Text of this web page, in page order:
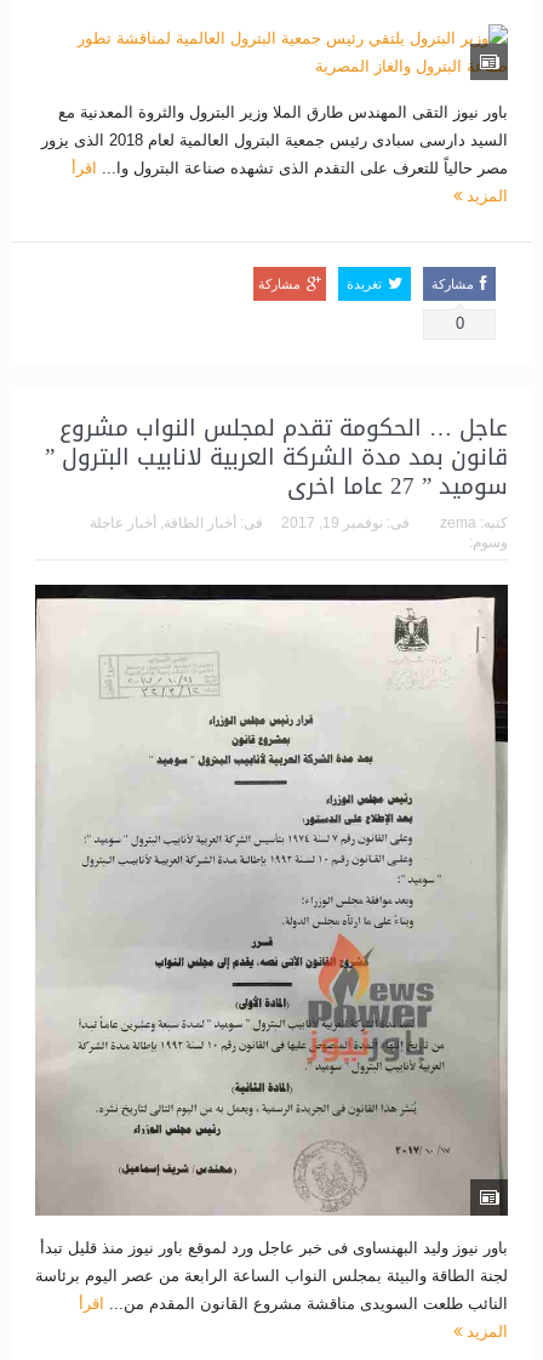
باور نيوز التقى المهندس طارق الملا وزير البترول والثروة المعدنية مع
السيد دارسى سبادى رئيس جمعية البترول العالمية لعام 2018 الذى يزور
مصر حالياً للتعرف على التقدم الذى تشهده صناعة البترول وا... اقرأ
المزيد
مشاركة
0
تغريدة مشاركة
عاجل … الحكومة تقدم لمجلس النواب مشروع
قانون بمد مدة الشركة العربية لانابيب البترول ”
سوميد ” 27 عاما اخرى
كتبه: zema فى: نوفمبر 19, 2017 فى: أخبار الطاقة
أخبار عاجلة
وسوم:
باور نيوز وليد البهنساوى فى خبر عاجل ورد لموقع باور نيوز منذ قليل تبدأ
لجنة الطاقة والبيئة بمجلس النواب الساعة الرابعة من عصر اليوم برئاسة
النائب طلعت السويدى مناقشة مشروع القانون المقدم من...
اقرأ
المزيد